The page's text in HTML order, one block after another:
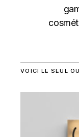
VOICI LE SEUL